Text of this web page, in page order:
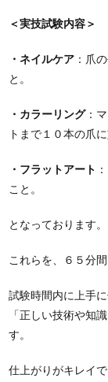
＜実技試験内容＞
・ネイルケア ：爪
と。
・カラーリング：
トまで１０本の爪に
・フラットアート
こと。
となっております。
これらを、６５分
試験時間内に上手
「正しい技術や知
す。
仕上がりがキレイ